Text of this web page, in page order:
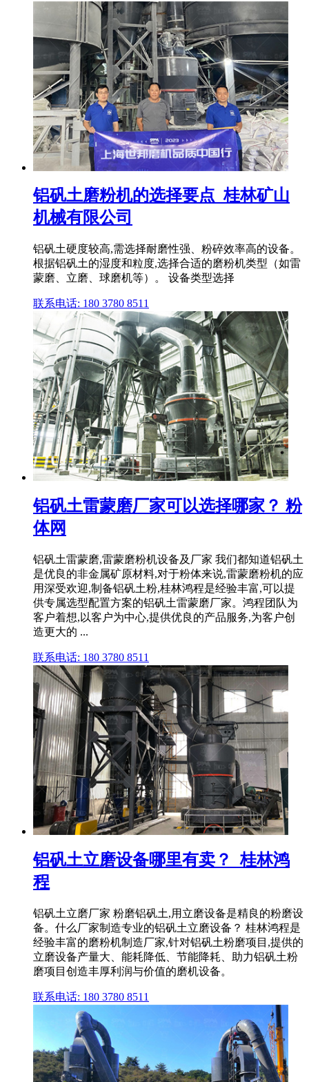
铝矾土磨粉机的选择要点_桂林矿山
机械有限公司
铝矾土硬度较高,需选择耐磨性强、粉碎效率高的设备。
根据铝矾土的湿度和粒度,选择合适的磨粉机类型（如雷
蒙磨、立磨、球磨机等）。 设备类型选择
联系电话: 180 3780 8511
铝矾土雷蒙磨厂家可以选择哪家？ 粉
体网
铝矾土雷蒙磨,雷蒙磨粉机设备及厂家 我们都知道铝矾土
是优良的非金属矿原材料,对于粉体来说,雷蒙磨粉机的应
用深受欢迎,制备铝矾土粉,桂林鸿程是经验丰富,可以提
供专属选型配置方案的铝矾土雷蒙磨厂家。鸿程团队为
客户着想,以客户为中心,提供优良的产品服务,为客户创
造更大的 ...
联系电话: 180 3780 8511
铝矾土立磨设备哪里有卖？_桂林鸿
程
铝矾土立磨厂家 粉磨铝矾土,用立磨设备是精良的粉磨设
备。什么厂家制造专业的铝矾土立磨设备？ 桂林鸿程是
经验丰富的磨粉机制造厂家,针对铝矾土粉磨项目,提供的
立磨设备产量大、能耗降低、节能降耗、助力铝矾土粉
磨项目创造丰厚利润与价值的磨机设备。
联系电话: 180 3780 8511